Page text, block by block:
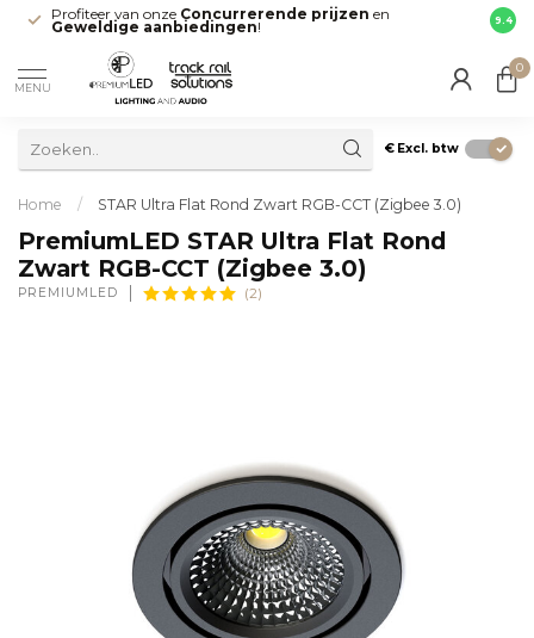
Profiteer van onze Concurrerende prijzen en
Geweldige aanbiedingen! direct
9.4
MENU
0
€ Excl. btw
Home / STAR Ultra Flat Rond Zwart RGB-CCT (Zigbee 3.0)
PremiumLED STAR Ultra Flat Rond
Zwart RGB-CCT (Zigbee 3.0)
PREMIUMLED (2)